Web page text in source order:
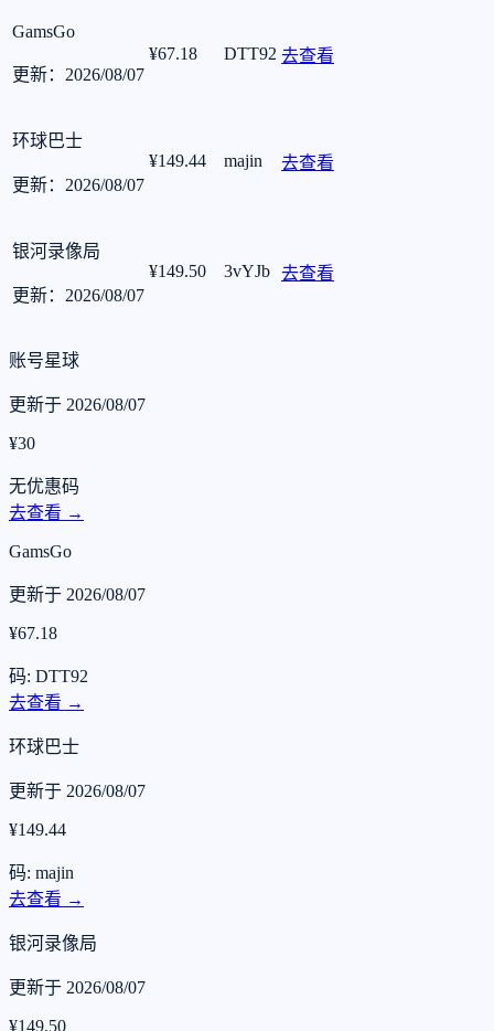
GamsGo
更新：2026/08/07
¥67.18 DTT92 去查看
环球巴士
更新：2026/08/07
¥149.44 majin 去查看
银河录像局
更新：2026/08/07
¥149.50 3vYJb 去查看
账号星球
更新于 2026/08/07
¥30
无优惠码
去查看 →
GamsGo
更新于 2026/08/07
¥67.18
码: DTT92
去查看 →
环球巴士
更新于 2026/08/07
¥149.44
码: majin
去查看 →
银河录像局
更新于 2026/08/07
¥149.50